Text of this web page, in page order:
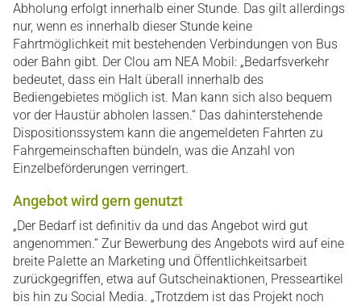
Abholung erfolgt innerhalb einer Stunde. Das gilt allerdings
nur, wenn es innerhalb dieser Stunde keine
Fahrtmöglichkeit mit bestehenden Verbindungen von Bus
oder Bahn gibt. Der Clou am NEA Mobil: „Bedarfsverkehr
bedeutet, dass ein Halt überall innerhalb des
Bediengebietes möglich ist. Man kann sich also bequem
vor der Haustür abholen lassen.“ Das dahinterstehende
Dispositionssystem kann die angemeldeten Fahrten zu
Fahrgemeinschaften bündeln, was die Anzahl von
Einzelbeförderungen verringert.
Angebot wird gern genutzt
„Der Bedarf ist definitiv da und das Angebot wird gut
angenommen.“ Zur Bewerbung des Angebots wird auf eine
breite Palette an Marketing und Öffentlichkeitsarbeit
zurückgegriffen, etwa auf Gutscheinaktionen, Presseartikel
bis hin zu Social Media. „Trotzdem ist das Projekt noch